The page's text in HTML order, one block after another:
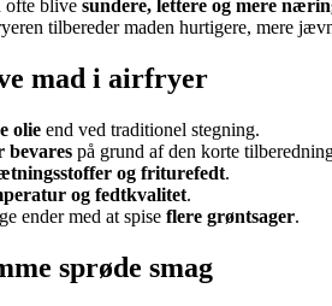
ofte blive sundere, lettere og mere
tilbereder maden hurtigere, mere
mad i airfryer
olie end ved traditionel stegning.
bevares på grund af den korte
og friturefedt.
og fedtkvalitet.
ender med at spise flere grøntsager.
sprøde smag